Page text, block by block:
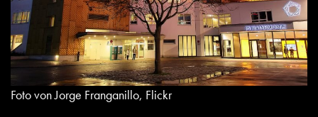
Foto von Jorge Franganillo, Flickr